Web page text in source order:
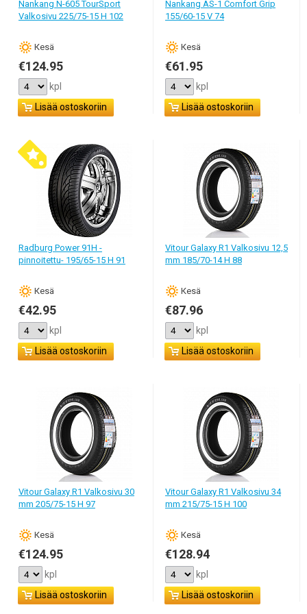
aina maksa paljon.
Nankang N-605 TourSport
Valkosivu 225/75-15 H 102
Кesä
€124.95
kpl
Lisää ostoskoriin
Nankang AS-1 Comfort Grip
155/60-15 V 74
Кesä
€61.95
kpl
Lisää ostoskoriin
Radburg Power 91H -
pinnoitettu- 195/65-15 H 91
Кesä
€42.95
kpl
Lisää ostoskoriin
Vitour Galaxy R1 Valkosivu 12,5
mm 185/70-14 H 88
Кesä
€87.96
kpl
Lisää ostoskoriin
Vitour Galaxy R1 Valkosivu 30
mm 205/75-15 H 97
Кesä
€124.95
kpl
Lisää ostoskoriin
Vitour Galaxy R1 Valkosivu 34
mm 215/75-15 H 100
Кesä
€128.94
kpl
Lisää ostoskoriin